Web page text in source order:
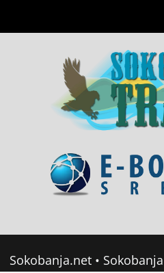
Sokobanja.net •